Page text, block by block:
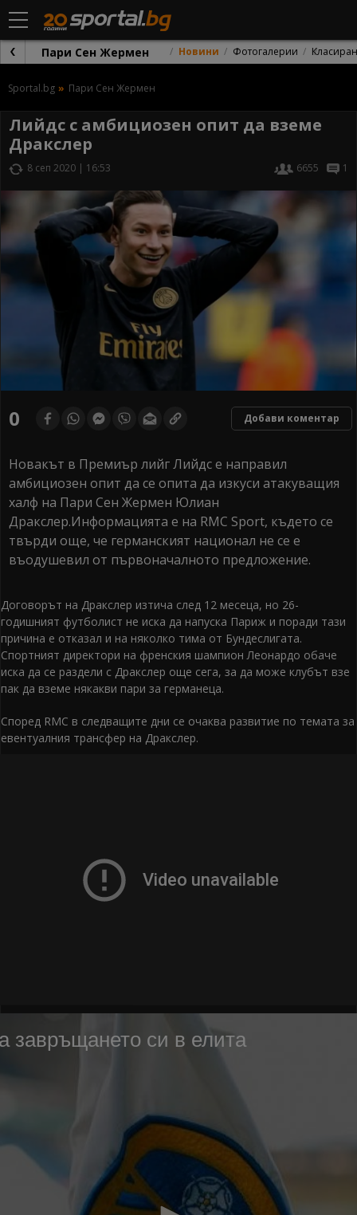
Пари Сен Жермен Новини Фотогалерии
Sportal.bg Пари Сен Жермен
Лийдс с амбициозен опит да вземе
Дракслер
8 сеп 2020 | 16:53 6655 1
0 Добави коментар
Новакът в Премиър лийг Лийдс е направил
амбициозен опит да се опита да изкуси атакуващия
халф на Пари Сен Жермен Юлиан
Дракслер.Информацията е на RMC Sport, където се
твърди още, че германският национал не се е
въодушевил от първоначалното предложение.
Договорът на Дракслер изтича след 12 месеца, но 26-
годишният футболист не иска да напуска Париж и поради тази
причина е отказал и на няколко тима от Бундеслигата.
Спортният директори на френския шампион Леонардо обаче
иска да се раздели с Дракслер още сега, за да може клубът взе
пак да вземе някакви пари за германеца.
Според RMC в следващите дни се очаква развитие по темата за
евентуалния трансфер на Дракслер.